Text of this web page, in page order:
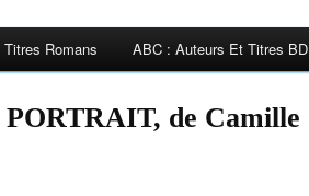
Romans ABC : Auteurs Et Titres BD
de Camille